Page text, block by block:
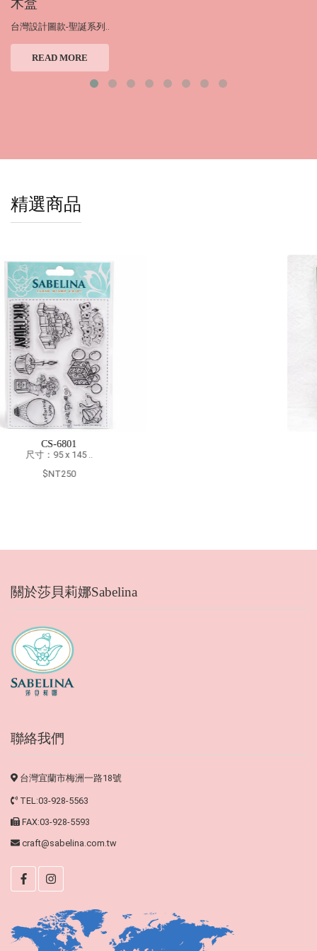
木盒
台灣設計圖款-聖誕系列..
READ MORE
精選商品
關於莎貝莉娜Sabelina
聯絡我們
台灣宜蘭市梅洲一路18號
TEL:03-928-5563
FAX:03-928-5593
craft@sabelina.com.tw